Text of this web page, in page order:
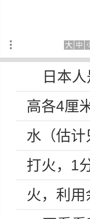
大 中
日本人
高各4厘
水 （估计
打火 ，1
火 ， 利用